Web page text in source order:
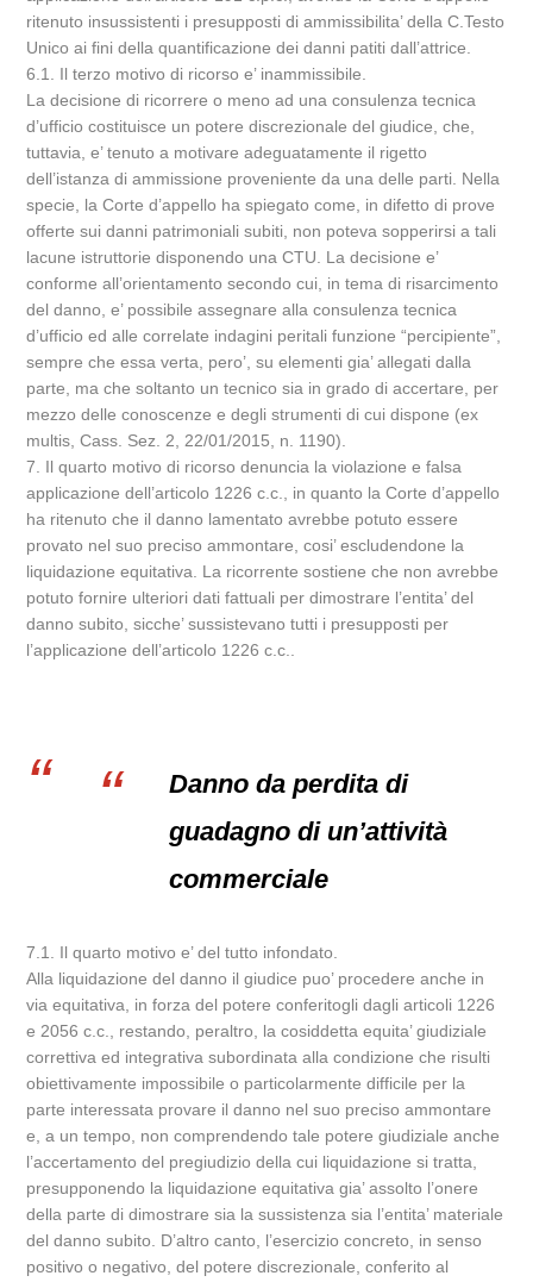
ritenuto insussistenti i presupposti di ammissibilita’ della C.Testo
Unico ai fini della quantificazione dei danni patiti dall’attrice.
6.1. Il terzo motivo di ricorso e’ inammissibile.
La decisione di ricorrere o meno ad una consulenza tecnica
d’ufficio costituisce un potere discrezionale del giudice, che,
tuttavia, e’ tenuto a motivare adeguatamente il rigetto
dell’istanza di ammissione proveniente da una delle parti. Nella
specie, la Corte d’appello ha spiegato come, in difetto di prove
offerte sui danni patrimoniali subiti, non poteva sopperirsi a tali
lacune istruttorie disponendo una CTU. La decisione e’
conforme all’orientamento secondo cui, in tema di risarcimento
del danno, e’ possibile assegnare alla consulenza tecnica
d’ufficio ed alle correlate indagini peritali funzione “percipiente”,
sempre che essa verta, pero’, su elementi gia’ allegati dalla
parte, ma che soltanto un tecnico sia in grado di accertare, per
mezzo delle conoscenze e degli strumenti di cui dispone (ex
multis, Cass. Sez. 2, 22/01/2015, n. 1190).
7. Il quarto motivo di ricorso denuncia la violazione e falsa
applicazione dell’articolo 1226 c.c., in quanto la Corte d’appello
ha ritenuto che il danno lamentato avrebbe potuto essere
provato nel suo preciso ammontare, cosi’ escludendone la
liquidazione equitativa. La ricorrente sostiene che non avrebbe
potuto fornire ulteriori dati fattuali per dimostrare l’entita’ del
danno subito, sicche’ sussistevano tutti i presupposti per
l’applicazione dell’articolo 1226 c.c..
Danno da perdita di
guadagno di un’attività
commerciale
7.1. Il quarto motivo e’ del tutto infondato.
Alla liquidazione del danno il giudice puo’ procedere anche in
via equitativa, in forza del potere conferitogli dagli articoli 1226
e 2056 c.c., restando, peraltro, la cosiddetta equita’ giudiziale
correttiva ed integrativa subordinata alla condizione che risulti
obiettivamente impossibile o particolarmente difficile per la
parte interessata provare il danno nel suo preciso ammontare
e, a un tempo, non comprendendo tale potere giudiziale anche
l’accertamento del pregiudizio della cui liquidazione si tratta,
presupponendo la liquidazione equitativa gia’ assolto l’onere
della parte di dimostrare sia la sussistenza sia l’entita’ materiale
del danno subito. D’altro canto, l’esercizio concreto, in senso
positivo o negativo, del potere discrezionale, conferito al